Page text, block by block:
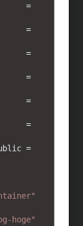
=
=
=
=
=
=
=
hoge"